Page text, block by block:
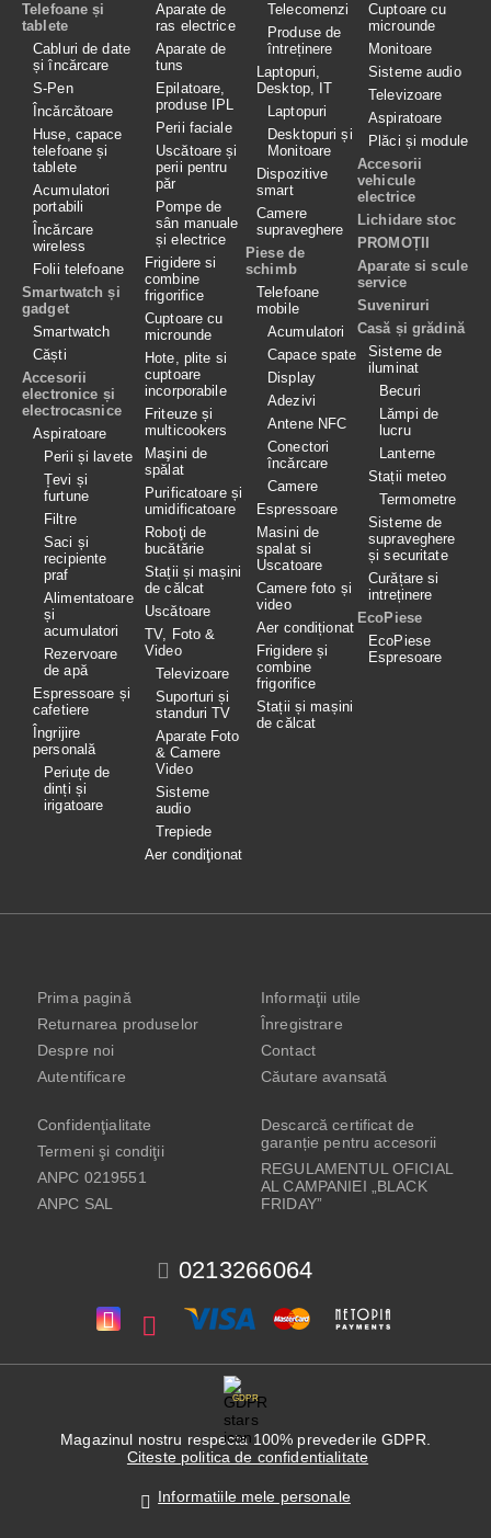
Telefoane și
tablete
Cabluri de date
și încărcare
S-Pen
Încărcătoare
Huse, capace
telefoane și
tablete
Acumulatori
portabili
Încărcare
wireless
Folii telefoane
Smartwatch și
gadget
Smartwatch
Căști
Accesorii
electronice și
electrocasnice
Aspiratoare
Perii și lavete
Țevi și
furtune
Filtre
Saci și
recipiente
praf
Alimentatoare
și
acumulatori
Rezervoare
de apă
Espressoare și
cafetiere
Îngrijire
personală
Periuțe de
dinți și
irigatoare
Aparate de
ras electrice
Aparate de
tuns
Epilatoare,
produse IPL
Perii faciale
Uscătoare și
perii pentru
păr
Pompe de
sân manuale
și electrice
Frigidere si
combine
frigorifice
Cuptoare cu
microunde
Hote, plite si
cuptoare
incorporabile
Friteuze și
multicookers
Maşini de
spălat
Purificatoare și
umidificatoare
Roboţi de
bucătărie
Stații și mașini
de călcat
Uscătoare
TV, Foto &
Video
Televizoare
Suporturi și
standuri TV
Aparate Foto
& Camere
Video
Sisteme
audio
Trepiede
Aer condiţionat
Telecomenzi
Produse de
întreținere
Laptopuri,
Desktop, IT
Laptopuri
Desktopuri și
Monitoare
Dispozitive
smart
Camere
supraveghere
Piese de
schimb
Telefoane
mobile
Acumulatori
Capace spate
Display
Adezivi
Antene NFC
Conectori
încărcare
Camere
Espressoare
Masini de
spalat si
Uscatoare
Camere foto și
video
Aer condiționat
Frigidere și
combine
frigorifice
Stații și mașini
de călcat
Cuptoare cu
microunde
Monitoare
Sisteme audio
Televizoare
Aspiratoare
Plăci și module
Accesorii
vehicule
electrice
Lichidare stoc
PROMOȚII
Aparate si scule
service
Suveniruri
Casă și grădină
Sisteme de
iluminat
Becuri
Lămpi de
lucru
Lanterne
Stații meteo
Termometre
Sisteme de
supraveghere
și securitate
Curățare si
intreținere
EcoPiese
EcoPiese
Espresoare
0213266064
Prima pagină
Returnarea produselor
Despre noi
Autentificare
Informaţii utile
Înregistrare
Contact
Căutare avansată
Confidenţialitate
Termeni şi condiţii
ANPC 0219551
ANPC SAL
Descarcă certificat de
garanție pentru accesorii
REGULAMENTUL OFICIAL
AL CAMPANIEI „BLACK
FRIDAY”
GDPR
Magazinul nostru respecta 100% prevederile GDPR.
Citeste politica de confidentialitate
Informatiile mele personale